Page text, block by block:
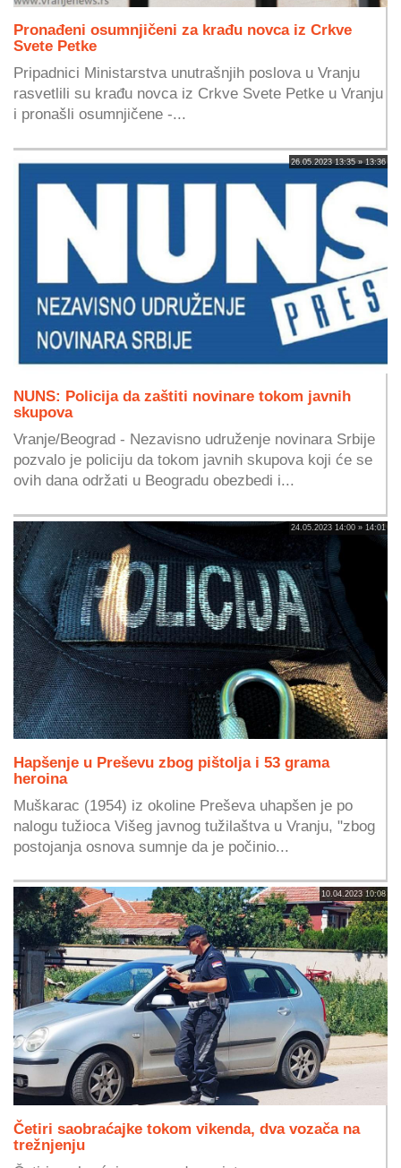
Pronađeni osumnjičeni za krađu novca iz Crkve
Svete Petke
Pripadnici Ministarstva unutrašnjih poslova u Vranju
rasvetlili su krađu novca iz Crkve Svete Petke u Vranju
i pronašli osumnjičene -...
26.05.2023 13:35 » 13:36
NUNS: Policija da zaštiti novinare tokom javnih
skupova
Vranje/Beograd - Nezavisno udruženje novinara Srbije
pozvalo je policiju da tokom javnih skupova koji će se
ovih dana održati u Beogradu obezbedi i...
24.05.2023 14:00 » 14:01
Hapšenje u Preševu zbog pištolja i 53 grama
heroina
Muškarac (1954) iz okoline Preševa uhapšen je po
nalogu tužioca Višeg javnog tužilaštva u Vranju, "zbog
postojanja osnova sumnje da je počinio...
10.04.2023 10:08
Četiri saobraćajke tokom vikenda, dva vozača na
trežnjenju